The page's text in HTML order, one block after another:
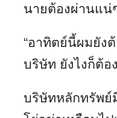
นายต้องผ่านแน่
“อาทิตย์นี้ผมยัง
บริษัท ยังไงก็ต้อ
บริษัทหลักทรัพย์